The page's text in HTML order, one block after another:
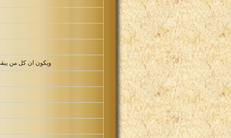
ويكون ان كل من